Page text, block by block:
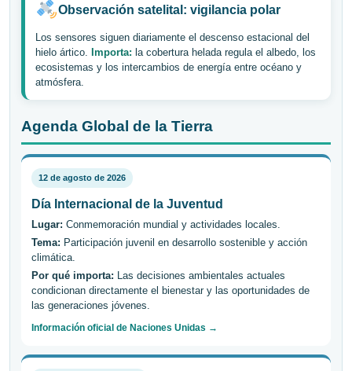
Observación satelital: vigilancia polar
Los sensores siguen diariamente el descenso estacional del
hielo ártico. Importa: la cobertura helada regula el albedo, los
ecosistemas y los intercambios de energía entre océano y
atmósfera.
Agenda Global de la Tierra
12 de agosto de 2026
Día Internacional de la Juventud
Lugar: Conmemoración mundial y actividades locales.
Tema: Participación juvenil en desarrollo sostenible y acción
climática.
Por qué importa: Las decisiones ambientales actuales
condicionan directamente el bienestar y las oportunidades de
las generaciones jóvenes.
Información oficial de Naciones Unidas →